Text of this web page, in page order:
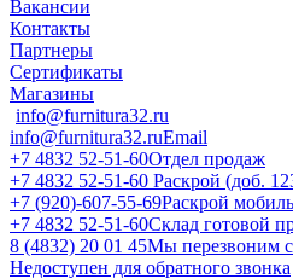
Вакансии
Контакты
Партнеры
Сертификаты
Магазины
info@furnitura32.ru
info@furnitura32.ruEmail
+7 4832 52-51-60Отдел продаж
+7 4832 52-51-60 Раскрой (доб.
+7 (920)-607-55-69Раскрой
+7 4832 52-51-60Склад готовой
8 (4832) 20 01 45Мы перезвоним
Недоступен для обратного звонка